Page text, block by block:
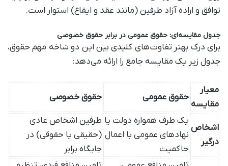
توافق و اراده آزاد طرفین (مانند عقد و ایقاع) استوار است.
جدول مقایسه‌ای: حقوق عمومی در برابر حقوق خصوصی
برای درک بهتر تفاوت‌های کلیدی بین این دو شاخه مهم حقوق،
جدول زیر یک مقایسه جامع را ارائه می‌دهد:
معیار
مقایسه
حقوق عمومی حقوق خصوصی
اشخاص
درگیر
یک طرف همواره دولت یا
نهادهای عمومی با اعمال
حاکمیت
طرفین اشخاص عادی
(حقیقی یا حقوقی) در
جایگاه برابر